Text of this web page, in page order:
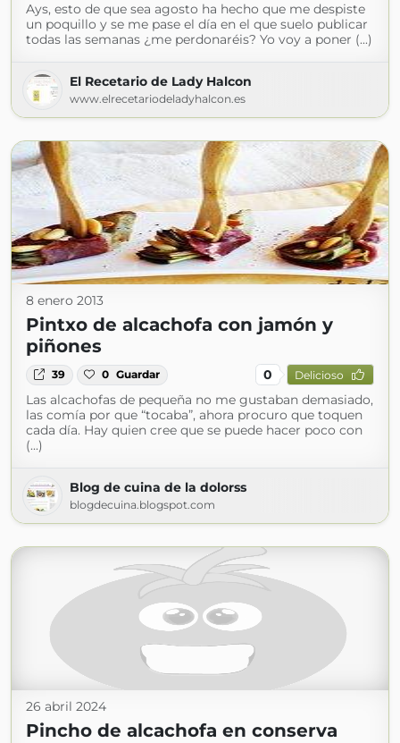
Ays, esto de que sea agosto ha hecho que me despiste
un poquillo y se me pase el día en el que suelo publicar
todas las semanas ¿me perdonaréis? Yo voy a poner (...)
El Recetario de Lady Halcon
www.elrecetariodeladyhalcon.es
8 enero 2013
Pintxo de alcachofa con jamón y
piñones
39 0 Guardar 0 Delicioso
Las alcachofas de pequeña no me gustaban demasiado,
las comía por que “tocaba”, ahora procuro que toquen
cada día. Hay quien cree que se puede hacer poco con
(...)
Blog de cuina de la dolorss
blogdecuina.blogspot.com
26 abril 2024
Pincho de alcachofa en conserva